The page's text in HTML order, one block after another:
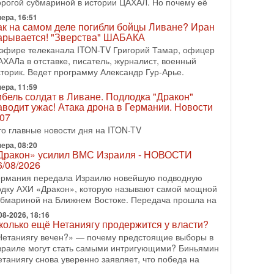
2026, 17:50
голос» Израиля: кто заберет его на этот
русскоязычных репатриантов не раз кардинально
политический ландшафт Израиля. Достаточно
взлет партии «Исраэль ба-алия», когда
2026, 17:00
закрытых дверей: о чём на самом деле
Трамп и Нетаньяху?
визит премьер-министра Израиля Биньямина
в США и его встреча с Дональдом Трампом
больше вопросов, чем ответов. Полная
07-2026, 15:18
готовит покушение на Нетаниягу! Трамп не
эскалации, но КСИР готовит взрыв!
телеканала ITON-TV СЕРГЕЙ МИГДАЛЬ,
по вопросам безопасности, офицер запаса
управления полиции Израиля, автор
07-2026, 09:02
за разоружение ХАМАСа - НОВОСТИ
07/2026
президент США Дональд Трамп заявил о
16:51
на самом деле погибли бойцы Ливане? Иран
"Зверства" ШАБАКА
телеканала ITON-TV Григорий Тамар, офицер
в отставке, писатель, журналист, военный
Ведет программу Александр Гур-Арье.
11:59
солдат в Ливане. Подлодка "Дракон"
ужас! Атака дрона в Германии. Новости
главные новости дня на ITON-TV
08:20
усилил ВМС Израиля - НОВОСТИ
08/2026
передала Израилю новейшую подводную
АХИ «Дракон», которую называют самой мощной
на Ближнем Востоке. Передача прошла на
2026, 18:16
ещё Нетаниягу продержится у власти?
вечен?» — почему предстоящие выборы в
могут стать самыми интригующими? Биньямин
снова уверенно заявляет, что победа на